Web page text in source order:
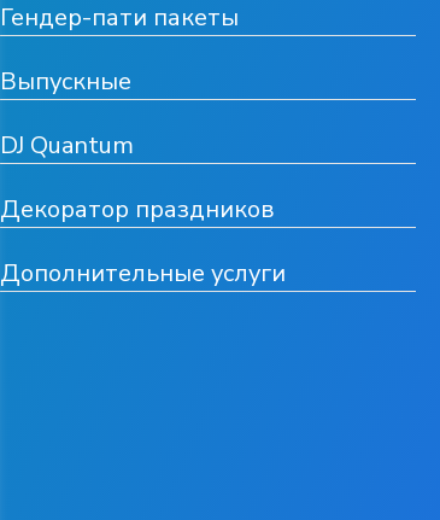
Гендер-пати пакеты
Выпускные
DJ Quantum
Декоратор праздников
Дополнительные услуги